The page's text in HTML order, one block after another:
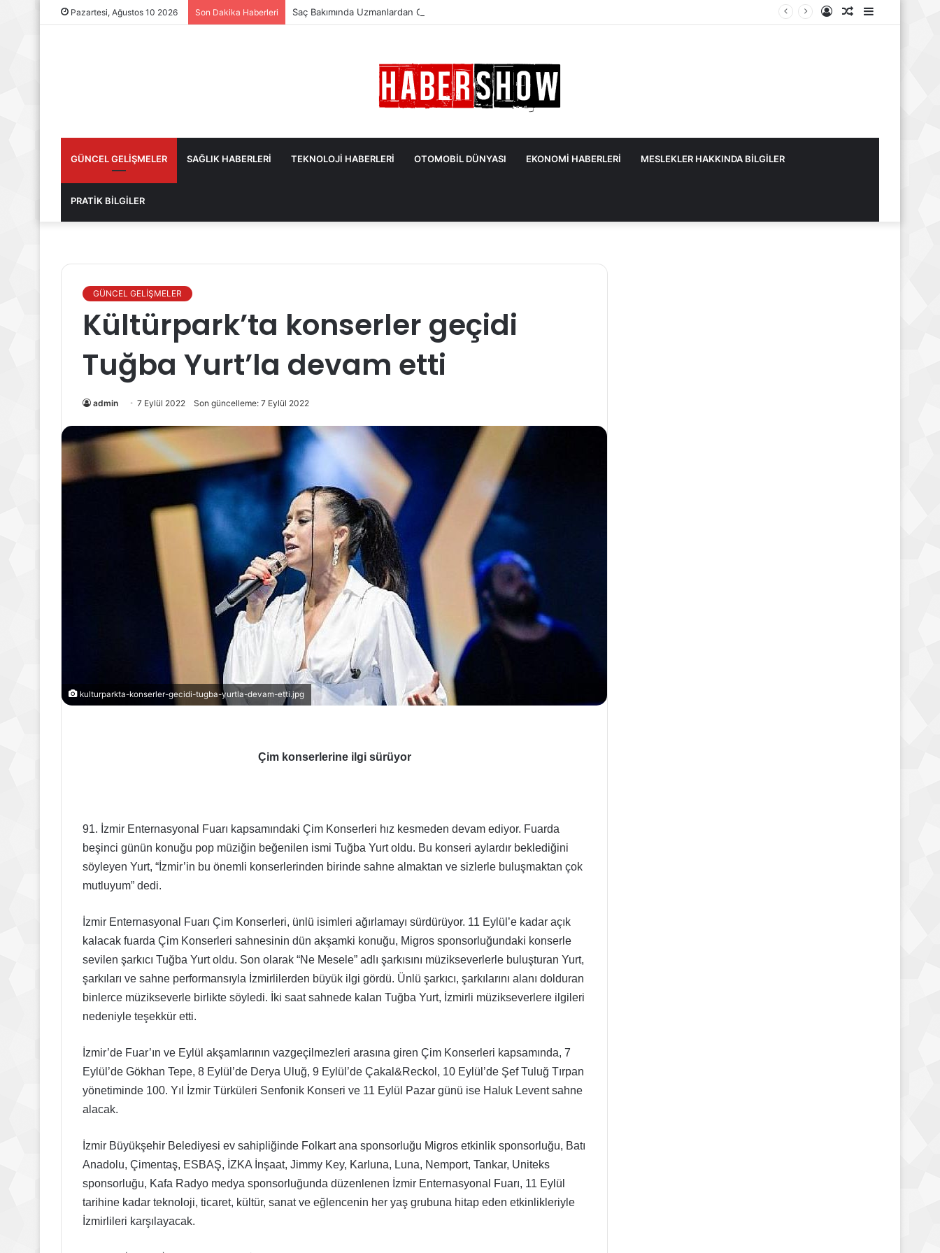
Pazartesi, Ağustos 10 2026 Son Dakika Haberleri Saç Bakımında Uzmanlardan Gelen En Önemli İpuçları
Kenar
Rastgele
Kayıt
GÜNCEL GELİŞMELER SAĞLIK HABERLERİ TEKNOLOJİ HABERLERİ OTOMOBİL DÜNYASI EKONOMİ HABERLERİ MESLEKLER HAKKINDA BİLGİLER
PRATİK BİLGİLER
GÜNCEL GELİŞMELER
Kültürpark’ta konserler geçidi
Tuğba Yurt’la devam etti
admin 7 Eylül 2022 Son güncelleme: 7 Eylül 2022
kulturparkta-konserler-gecidi-tugba-yurtla-devam-etti.jpg
Çim konserlerine ilgi sürüyor
91. İzmir Enternasyonal Fuarı kapsamındaki Çim Konserleri hız kesmeden devam ediyor. Fuarda
beşinci günün konuğu pop müziğin beğenilen ismi Tuğba Yurt oldu. Bu konseri aylardır beklediğini
söyleyen Yurt, “İzmir’in bu önemli konserlerinden birinde sahne almaktan ve sizlerle buluşmaktan çok
mutluyum” dedi.
İzmir Enternasyonal Fuarı Çim Konserleri, ünlü isimleri ağırlamayı sürdürüyor. 11 Eylül’e kadar açık
kalacak fuarda Çim Konserleri sahnesinin dün akşamki konuğu, Migros sponsorluğundaki konserle
sevilen şarkıcı Tuğba Yurt oldu. Son olarak “Ne Mesele” adlı şarkısını müzikseverlerle buluşturan Yurt,
şarkıları ve sahne performansıyla İzmirlilerden büyük ilgi gördü. Ünlü şarkıcı, şarkılarını alanı dolduran
binlerce müzikseverle birlikte söyledi. İki saat sahnede kalan Tuğba Yurt, İzmirli müzikseverlere ilgileri
nedeniyle teşekkür etti.
İzmir’de Fuar’ın ve Eylül akşamlarının vazgeçilmezleri arasına giren Çim Konserleri kapsamında, 7
Eylül’de Gökhan Tepe, 8 Eylül’de Derya Uluğ, 9 Eylül’de Çakal&Reckol, 10 Eylül’de Şef Tuluğ Tırpan
yönetiminde 100. Yıl İzmir Türküleri Senfonik Konseri ve 11 Eylül Pazar günü ise Haluk Levent sahne
alacak.
İzmir Büyükşehir Belediyesi ev sahipliğinde Folkart ana sponsorluğu Migros etkinlik sponsorluğu, Batı
Anadolu, Çimentaş, ESBAŞ, İZKA İnşaat, Jimmy Key, Karluna, Luna, Nemport, Tankar, Uniteks
sponsorluğu, Kafa Radyo medya sponsorluğunda düzenlenen İzmir Enternasyonal Fuarı, 11 Eylül
tarihine kadar teknoloji, ticaret, kültür, sanat ve eğlencenin her yaş grubuna hitap eden etkinlikleriyle
İzmirlileri karşılayacak.